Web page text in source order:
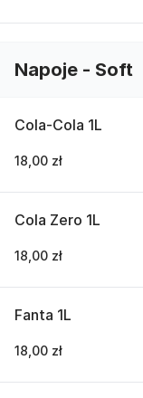
Napoje - Soft
Cola-Cola 1L
18,00 zł
Cola Zero 1L
18,00 zł
Fanta 1L
18,00 zł